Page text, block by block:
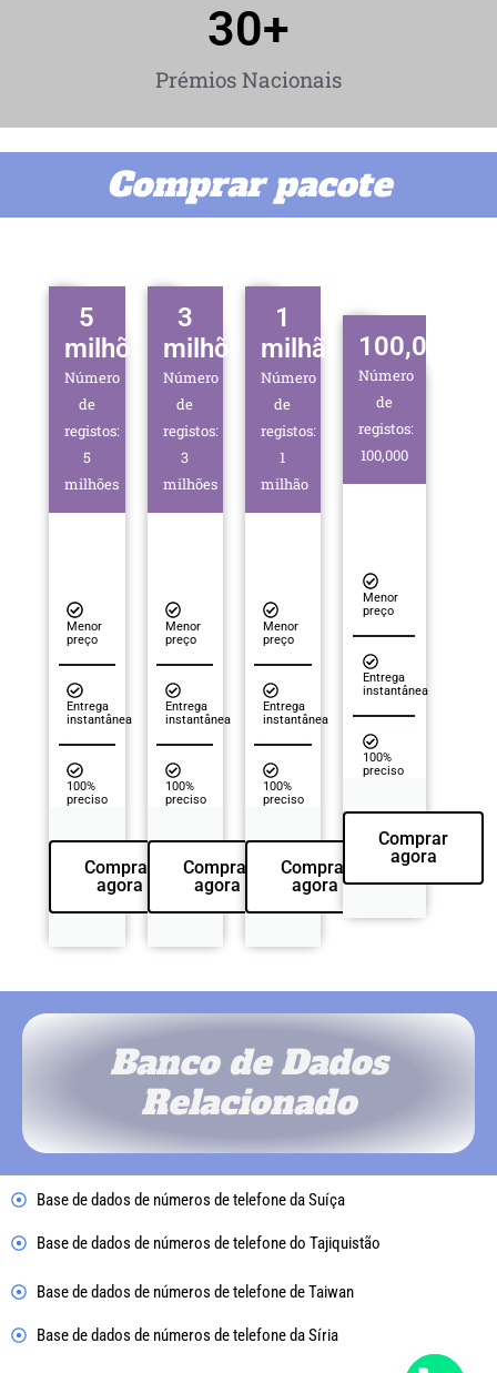
Prémios Nacionais
30+
Comprar pacote
5
milhões
Número
de
registos:
5
milhões
Menor
preço
Entrega
instantânea
100%
preciso
Comprar
agora
3
milhões
Número
de
registos:
3
milhões
Menor
preço
Entrega
instantânea
100%
preciso
Comprar
agora
1
milhão
Número
de
registos:
1
milhão
Menor
preço
Entrega
instantânea
100%
preciso
Comprar
agora
100,000
Número
de
registos:
100,000
Menor
preço
Entrega
instantânea
100%
preciso
Comprar
agora
Banco de Dados
Relacionado
Base de dados de números de telefone da Suíça
Base de dados de números de telefone do Tajiquistão
Base de dados de números de telefone de Taiwan
Base de dados de números de telefone da Síria